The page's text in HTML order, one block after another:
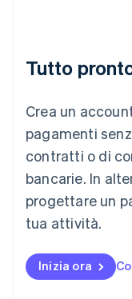
Tutto
Crea un
pagamenti
contratti o di
bancarie. In
progettare un
tua attività.
Inizia ora
Lituania
Lussemburgo
Deutsch
Malaysia
English 简体中文
Malta
Messico
EspañolEnglish
English
Nuova Zelanda